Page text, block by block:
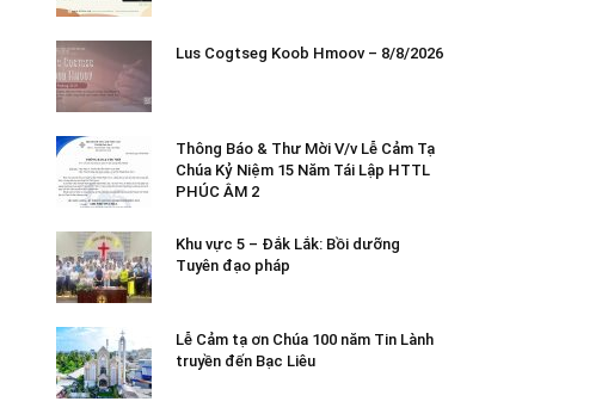
Lus Cogtseg Koob Hmoov – 8/8/2026
Thông Báo & Thư Mời V/v Lễ Cảm Tạ
Chúa Kỷ Niệm 15 Năm Tái Lập HTTL
PHÚC ÂM 2
Khu vực 5 – Đắk Lắk: Bồi dưỡng
Tuyên đạo pháp
Lễ Cảm tạ ơn Chúa 100 năm Tin Lành
truyền đến Bạc Liêu